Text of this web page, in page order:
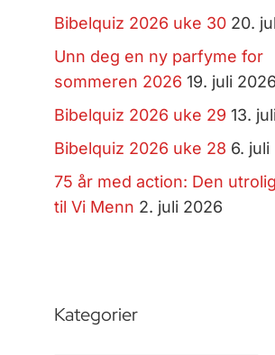
Bibelquiz 2026 uke 30 20.
Unn deg en ny parfyme for
sommeren 2026 19. juli 2026
Bibelquiz 2026 uke 29 13.
Bibelquiz 2026 uke 28 6. juli
75 år med action: Den
til Vi Menn 2. juli 2026
Kategorier